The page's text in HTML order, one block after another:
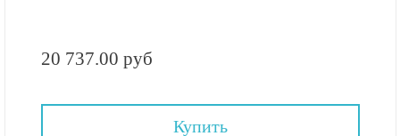
20 737.00 руб
Купить